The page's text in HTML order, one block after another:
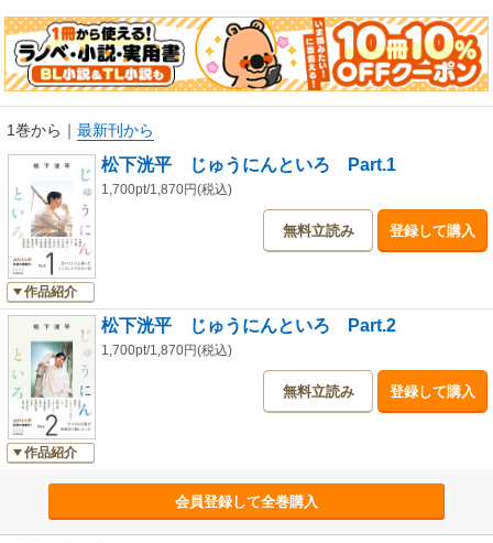
1巻から ｜ 最新刊から
作品紹介
松下洸平 じゅうにんといろ Part.1
1,700pt/1,870円(税込)
無料立読み 登録して購入
作品紹介
松下洸平 じゅうにんといろ Part.2
1,700pt/1,870円(税込)
無料立読み 登録して購入
会員登録して全巻購入